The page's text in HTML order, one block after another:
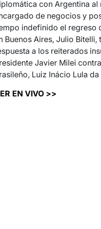
con Argentina al
de negocios y
indefinido el regreso
Buenos Aires, Julio Bitelli,
a los reiterados
Javier Milei
Luiz Inácio Lula da
EN VIVO >>